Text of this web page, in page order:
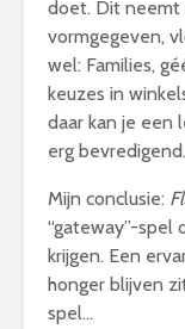
doet. Dit neemt
vormgegeven,
wel: Families,
keuzes in
daar kan je een
erg bevredigend.
Mijn conclusie:
“gateway”-spel
krijgen. Een
honger blijven
spel…